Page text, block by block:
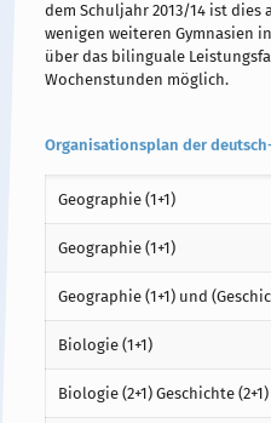
dem Schuljahr 2013/14 ist dies
wenigen weiteren Gymnasien
über das bilinguale
Wochenstunden möglich.
Organisationsplan der
Geographie (1+1)
Geographie (1+1)
Geographie (1+1) und
Biologie (1+1)
Biologie (2+1) Geschichte (2+1)